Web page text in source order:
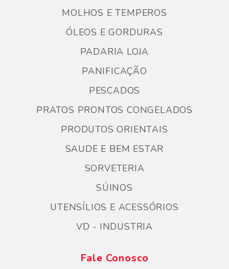
MOLHOS E TEMPEROS
ÓLEOS E GORDURAS
PADARIA LOJA
PANIFICAÇÃO
PESCADOS
PRATOS PRONTOS CONGELADOS
PRODUTOS ORIENTAIS
SAUDE E BEM ESTAR
SORVETERIA
SÚINOS
UTENSÍLIOS E ACESSÓRIOS
VD - INDUSTRIA
Fale Conosco